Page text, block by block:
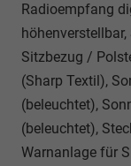
Radioempfang
Sitzbezug /
(Sharp Textil),
(beleuchtet),
(beleuchtet),
Warnanlage für